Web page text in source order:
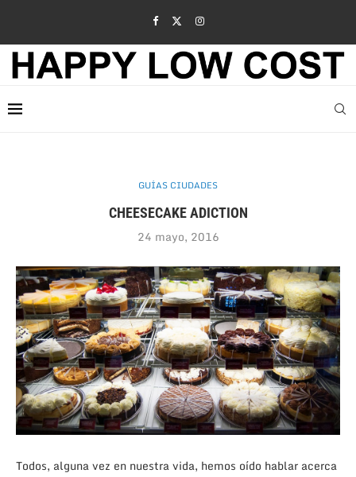
GUÍAS CIUDADES
CHEESECAKE ADICTION
24 mayo, 2016
Todos, alguna vez en nuestra vida, hemos oído hablar acerca